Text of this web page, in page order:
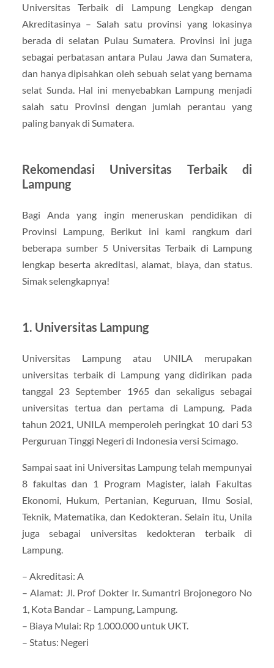
Universitas Terbaik di Lampung Lengkap dengan
Akreditasinya – Salah satu provinsi yang lokasinya
berada di selatan Pulau Sumatera. Provinsi ini juga
sebagai perbatasan antara Pulau Jawa dan Sumatera,
dan hanya dipisahkan oleh sebuah selat yang bernama
selat Sunda. Hal ini menyebabkan Lampung menjadi
salah satu Provinsi dengan jumlah perantau yang
paling banyak di Sumatera.
Rekomendasi Universitas Terbaik di
Lampung
Bagi Anda yang ingin meneruskan pendidikan di
Provinsi Lampung, Berikut ini kami rangkum dari
beberapa sumber 5 Universitas Terbaik di Lampung
lengkap beserta akreditasi, alamat, biaya, dan status.
Simak selengkapnya!
1. Universitas Lampung
Universitas Lampung atau UNILA merupakan
universitas terbaik di Lampung yang didirikan pada
tanggal 23 September 1965 dan sekaligus sebagai
universitas tertua dan pertama di Lampung. Pada
tahun 2021, UNILA memperoleh peringkat 10 dari 53
Perguruan Tinggi Negeri di Indonesia versi Scimago.
Sampai saat ini Universitas Lampung telah mempunyai
8 fakultas dan 1 Program Magister, ialah Fakultas
Ekonomi, Hukum, Pertanian, Keguruan, Ilmu Sosial,
Teknik, Matematika, dan Kedokteran. Selain itu, Unila
juga sebagai universitas kedokteran terbaik di
Lampung.
– Akreditasi: A
– Alamat: Jl. Prof Dokter Ir. Sumantri Brojonegoro No
1, Kota Bandar – Lampung, Lampung.
– Biaya Mulai: Rp 1.000.000 untuk UKT.
– Status: Negeri